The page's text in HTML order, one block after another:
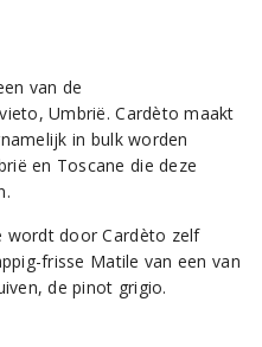
van de
Umbrië. Cardèto maakt
in bulk worden
en Toscane die deze
wordt door Cardèto zelf
frisse Matile van een van
de pinot grigio.